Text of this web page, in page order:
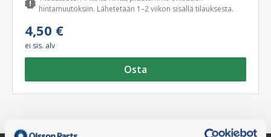
hintamuutoksiin. Lähetetään 1–2 viikon sisällä tilauksesta.
4,50 €
ei sis. alv
Osta